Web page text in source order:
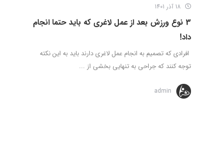
3 نوع ورزش بعد از عمل لاغری که باید حتما انجام
داد!
افرادی که تصمیم به انجام عمل لاغری دارند باید به این نکته
توجه کنند که جراحی به تنهایی بخشی از ...
admin